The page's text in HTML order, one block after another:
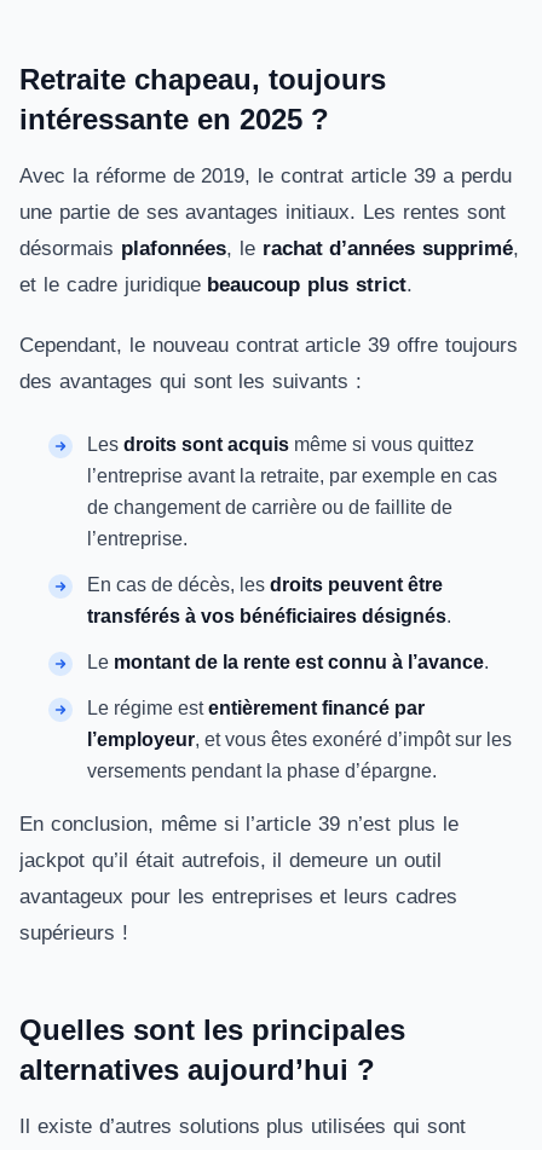
Retraite chapeau, toujours
intéressante en 2025 ?
Avec la réforme de 2019, le contrat article 39 a perdu
une partie de ses avantages initiaux. Les rentes sont
désormais plafonnées, le rachat d’années supprimé,
et le cadre juridique beaucoup plus strict.
Cependant, le nouveau contrat article 39 offre toujours
des avantages qui sont les suivants :
Les droits sont acquis même si vous quittez
l’entreprise avant la retraite, par exemple en cas
de changement de carrière ou de faillite de
l’entreprise.
En cas de décès, les droits peuvent être
transférés à vos bénéficiaires désignés.
Le montant de la rente est connu à l’avance.
Le régime estentièrement financé par
l’employeur, et vous êtes exonéré d’impôt sur les
versements pendant la phase d’épargne.
En conclusion, même si l’article 39 n’est plus le
jackpot qu’il était autrefois, il demeure un outil
avantageux pour les entreprises et leurs cadres
supérieurs !
Quelles sont les principales
alternatives aujourd’hui ?
Il existe d’autres solutions plus utilisées qui sont